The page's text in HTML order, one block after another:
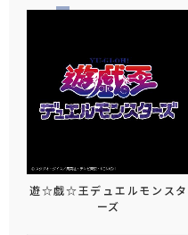
遊☆戯☆王デュエルモンスタ
ーズ